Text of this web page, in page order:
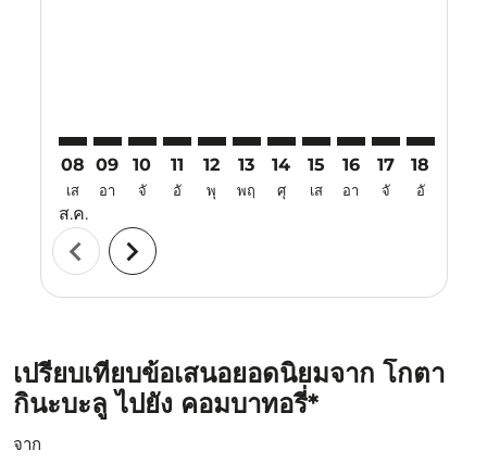
08
เส
ส.ค.
09
อา
10
จั
11
อั
12
พุ
13
พฤ
14
ศุ
15
เส
16
อา
17
จั
18
อั
chevron_left chevron_right
เปรียบเทียบข้อเสนอยอดนิยมจาก โกตา
กินะบะลู ไปยัง คอมบาทอรี่*
จาก